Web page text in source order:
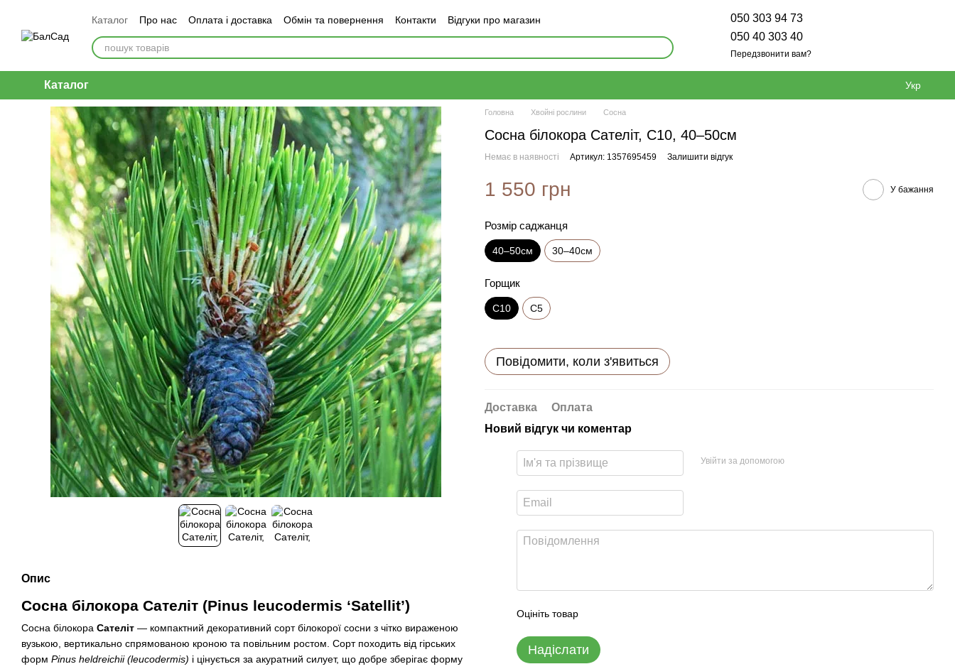
Каталог Про нас Оплата і доставка Обмін та повернення Контакти Відгуки про магазин
050 303 94 73
050 40 303 40
Передзвонити вам?
Каталог Укр
Опис
Сосна білокора Сателіт (Pinus leucodermis ‘Satellit’)
Сосна білокора Сателіт — компактний декоративний сорт білокорої сосни з чітко вираженою
вузькою, вертикально спрямованою кроною та повільним ростом. Сорт походить від гірських
форм Pinus heldreichii (leucodermis) і цінується за акуратний силует, що добре зберігає форму
Головна Хвойні рослини Сосна
Сосна білокора Сателіт, С10, 40–50см
Немає в наявності Артикул: 1357695459 Залишити відгук
1 550 грн У бажання
Розмір саджанця
40–50см 30–40см
Горщик
С10 С5
Повідомити, коли з'явиться
Доставка
Оплата
Новий відгук чи коментар
Увійти за допомогою
Оцініть товар
Надіслати